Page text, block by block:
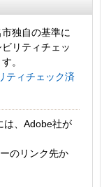
独自の基準に
リティチェッ
。
ティチェック済
は、Adobe社が
のリンク先か